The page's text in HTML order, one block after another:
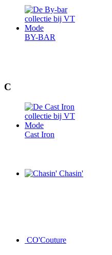
BY-BAR
C
Cast Iron
Chasin'
CO'Couture